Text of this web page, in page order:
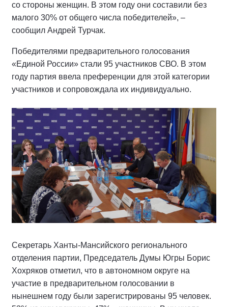
со стороны женщин. В этом году они составили без
малого 30% от общего числа победителей», –
сообщил Андрей Турчак.
Победителями предварительного голосования
«Единой России» стали 95 участников СВО. В этом
году партия ввела преференции для этой категории
участников и сопровождала их индивидуально.
Секретарь Ханты-Мансийского регионального
отделения партии, Председатель Думы Югры Борис
Хохряков отметил, что в автономном округе на
участие в предварительном голосовании в
нынешнем году были зарегистрированы 95 человек.